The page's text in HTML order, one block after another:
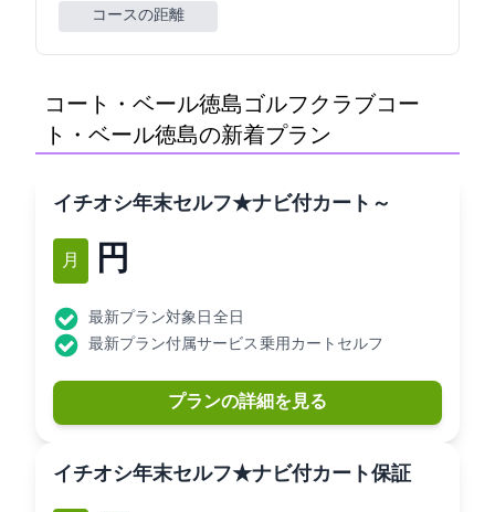
コースの距離
コート・ベール徳島ゴルフクラブ(コー
ト・ベール徳島GC)の新着プラン
[イチオシ]年末セルフ★ナビ付カート(3B～)
12月 6,980円
最新プラン対象日: 全日
最新プラン付属サービス: 乗用カートセルフ
プランの詳細を見る
[イチオシ]年末セルフ★ナビ付カート(2B保証)